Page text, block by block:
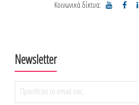
Κοινωνικά δίκτυα:
Newsletter